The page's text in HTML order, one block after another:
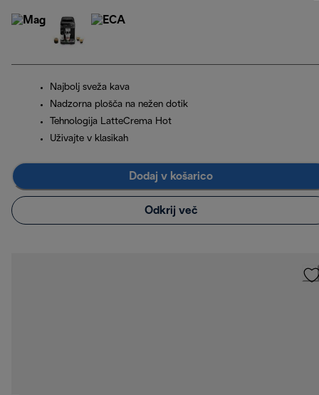
Najbolj sveža kava
Nadzorna plošča na nežen dotik
Tehnologija LatteCrema Hot
Uživajte v klasikah
Dodaj v košarico
Odkrij več